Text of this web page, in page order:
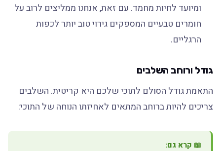
ומיועד לחיות מחמד. עם זאת, אנחנו ממליצים לרוב על
חומרים טבעיים המספקים גירוי טוב יותר לכפות
הרגליים.
גודל ורוחב השלבים
התאמת גודל הסולם לתוכי שלכם היא קריטית. השלבים
צריכים להיות ברוחב המתאים לאחיזתו הנוחה של התוכי:
📖 קרא גם: